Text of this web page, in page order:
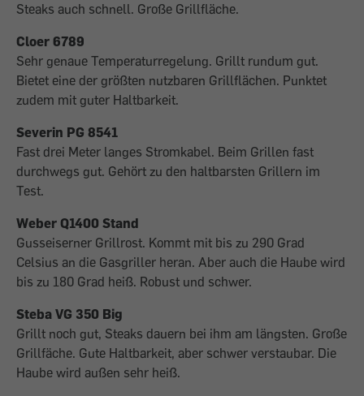
Steaks auch schnell. Große Grillfläche.
Cloer 6789
Sehr genaue Temperaturregelung. Grillt rundum gut.
Bietet eine der größten nutzbaren Grillflächen. Punktet
zudem mit guter Haltbarkeit.
Severin PG 8541
Fast drei Meter langes Stromkabel. Beim Grillen fast
durchwegs gut. Gehört zu den haltbarsten Grillern im
Test.
Weber Q1400 Stand
Gusseiserner Grillrost. Kommt mit bis zu 290 Grad
Celsius an die Gasgriller heran. Aber auch die Haube wird
bis zu 180 Grad heiß. Robust und schwer.
Steba VG 350 Big
Grillt noch gut, Steaks dauern bei ihm am längsten. Große
Grillfäche. Gute Haltbarkeit, aber schwer verstaubar. Die
Haube wird außen sehr heiß.